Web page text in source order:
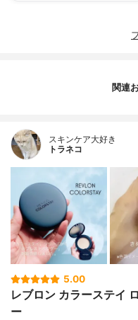
関連
スキンケア大好き
トラネコ
5.00
レブロン カラーステイ
ー